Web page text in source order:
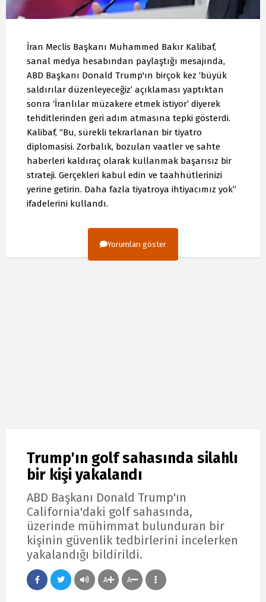
İran Meclis Başkanı Muhammed Bakır Kalibaf,
sanal medya hesabından paylaştığı mesajında,
ABD Başkanı Donald Trump'ın birçok kez ‘büyük
saldırılar düzenleyeceğiz’ açıklaması yaptıktan
sonra ‘İranlılar müzakere etmek istiyor’ diyerek
tehditlerinden geri adım atmasına tepki gösterdi.
Kalibaf, “Bu, sürekli tekrarlanan bir tiyatro
diplomasisi. Zorbalık, bozulan vaatler ve sahte
haberleri kaldıraç olarak kullanmak başarısız bir
strateji. Gerçekleri kabul edin ve taahhütlerinizi
yerine getirin. Daha fazla tiyatroya ihtiyacımız yok”
ifadelerini kullandı.
Yorumları göster
Trump'ın golf sahasında silahlı
bir kişi yakalandı
ABD Başkanı Donald Trump'ın
California'daki golf sahasında,
üzerinde mühimmat bulunduran bir
kişinin güvenlik tedbirlerini incelerken
yakalandığı bildirildi.
A A